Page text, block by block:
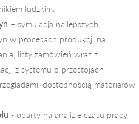
ludzkim.
– symulacja najlepszych
w procesach produkcji na
listy zamówień wraz z
z systemu o przestojach
dostepnością materiałów
- oparty na analizie czasu pracy